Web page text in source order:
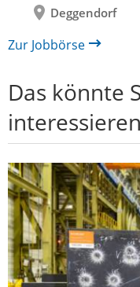
Deggendorf
Zur Jobbörse
Das könnte
interessieren